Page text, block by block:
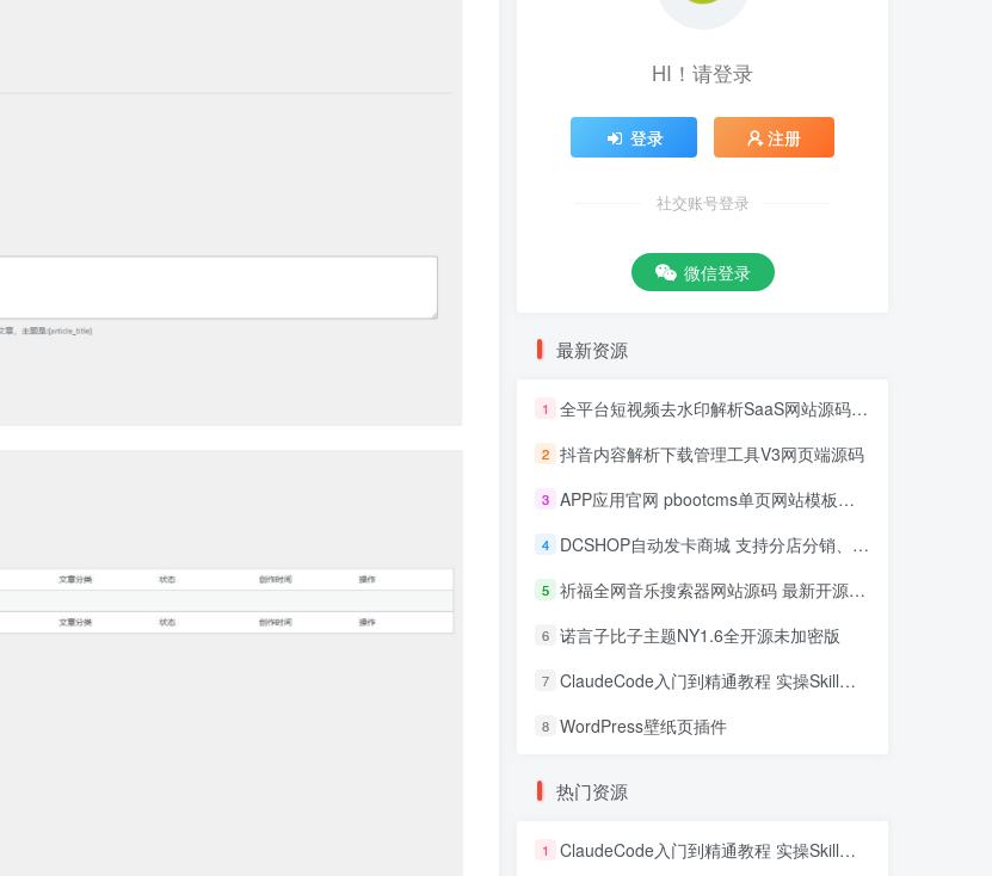
HI！请登录
登录 注册
社交账号登录
微信登录
最新资源
1 全平台短视频去水印解析SaaS网站源码 去水印api总站开源版本
2 抖音内容解析下载管理工具V3网页端源码
3 APP应用官网 pbootcms单页网站模板源码
4 DCSHOP自动发卡商城 支持分店分销、实物发货、自带博客
5 祈福全网音乐搜索器网站源码 最新开源修复版
6 诺言子比子主题NY1.6全开源未加密版
7 ClaudeCode入门到精通教程 实操Skill开发+企业级插件
8 WordPress壁纸页插件
热门资源
1 ClaudeCode入门到精通教程 实操Skill开发+企业级插件